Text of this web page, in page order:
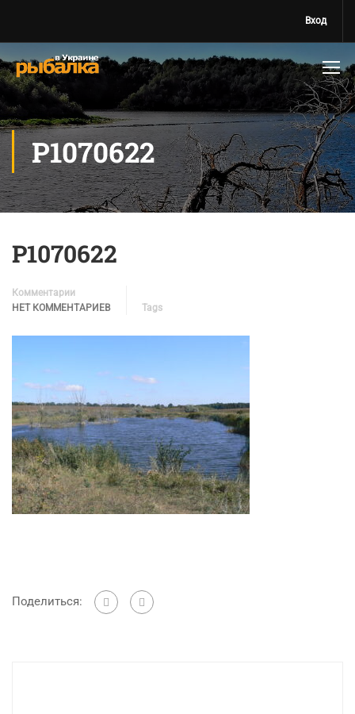
Вход
P1070622
P1070622
Комментарии
НЕТ КОММЕНТАРИЕВ
Tags
Поделиться: